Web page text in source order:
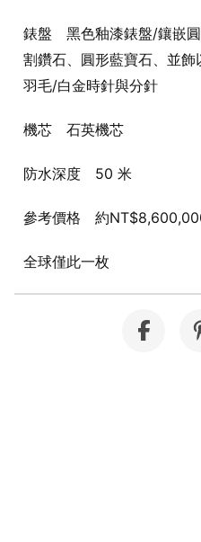
錶盤 黑色釉漆錶盤/鑲嵌
割鑽石、圓形藍寶石、並
羽毛/白金時針與分針
機芯 石英機芯
防水深度 50 米
參考價格 約
全球僅此一枚